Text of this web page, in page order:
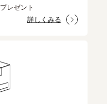
プレゼント
詳しくみる